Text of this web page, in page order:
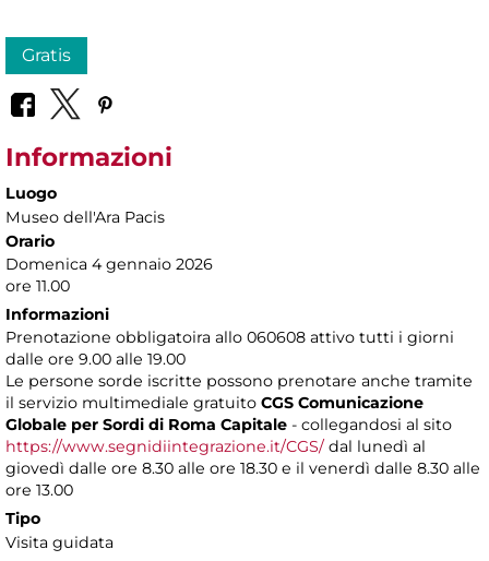
Gratis
Informazioni
Luogo
Museo dell'Ara Pacis
Orario
Domenica 4 gennaio 2026
ore 11.00
Informazioni
Prenotazione obbligatoira allo 060608 attivo tutti i giorni
dalle ore 9.00 alle 19.00
Le persone sorde iscritte possono prenotare anche tramite
il servizio multimediale gratuito CGS Comunicazione
Globale per Sordi di Roma Capitale - collegandosi al sito
https://www.segnidiintegrazione.it/CGS/dal lunedì al
giovedì dalle ore 8.30 alle ore 18.30 e il venerdì dalle 8.30 alle
ore 13.00
Tipo
Visita guidata